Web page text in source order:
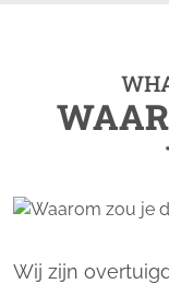
Wij zijn